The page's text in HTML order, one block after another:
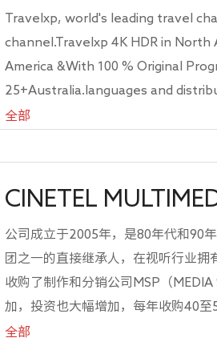
Travelxp, world's leading travel
channel.Travelxp 4K HDR in North
America &With 100 % Original
25+Australia.languages and
million homes. Travelxp isalso
television channel, launched in
experiments in close co-
the process contributing its
HDR.Travelxp is also a member
全部
CINETEL
公司成立于2005年，是80年代和90
团之一的直接继承人，在视听行业
收购了制作和分销公司MSP（
加，投资也大幅增加，每年收购40
门，今年我们在那里放映了第二部
全部